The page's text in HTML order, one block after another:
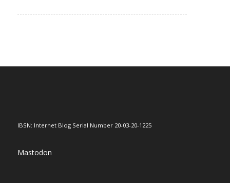
IBSN: Internet Blog Serial Number 20-03-20-1225
Mastodon